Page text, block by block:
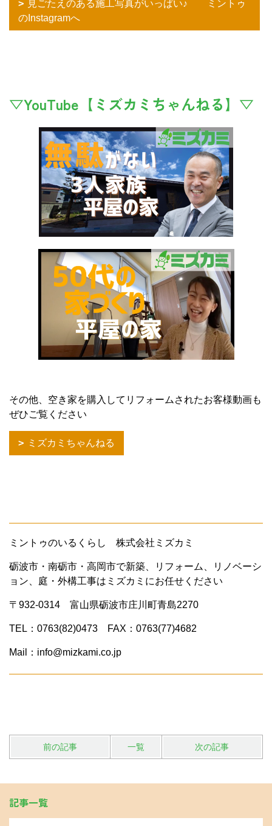
見ごたえのある施工写真がいっぱい♪ ミントゥ
のInstagramへ
▽YouTube【ミズカミちゃんねる】▽
その他、空き家を購入してリフォームされたお客様動画も
ぜひご覧ください
ミズカミちゃんねる
ミントゥのいるくらし 株式会社ミズカミ
砺波市・南砺市・高岡市で新築、リフォーム、リノベーシ
ョン、庭・外構工事はミズカミにお任せください
〒932-0314 富山県砺波市庄川町青島2270
TEL：0763(82)0473 FAX：0763(77)4682
Mail：info@mizkami.co.jp
前の記事 一覧 次の記事
記事一覧